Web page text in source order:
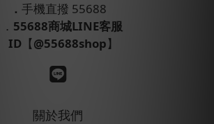
． 手機直撥 55688
． 55688商城LINE客服
ID 【@55688shop】
關於我們